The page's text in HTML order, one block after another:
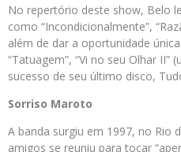
No repertório deste show, Belo
como “Incondicionalmente”,
além de dar a oportunidade
“Tatuagem”, “Vi no seu Olhar II”
sucesso de seu último disco,
Sorriso Maroto
A banda surgiu em 1997, no Rio
amigos se reuniu para tocar